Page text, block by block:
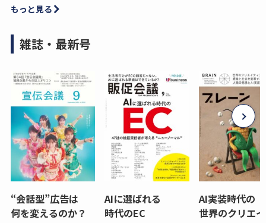
もっと見る
雑誌・最新号
“会話型”広告は
何を変えるのか？
AIに選ばれる
時代のEC
AI実装時代の
世界のクリエ